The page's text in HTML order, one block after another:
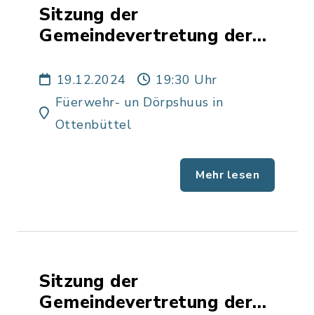
Sitzung der
Gemeindevertretung der
19.12.2024
19:30 Uhr
Füerwehr- un Dörpshuus in
Ottenbüttel
Mehr lesen
Sitzung der
Gemeindevertretung der